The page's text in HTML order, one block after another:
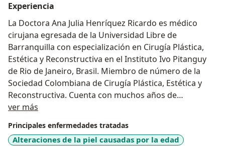
Experiencia
La Doctora Ana Julia Henríquez Ricardo es médico
cirujana egresada de la Universidad Libre de
Barranquilla con especialización en Cirugía Plástica,
Estética y Reconstructiva en el Instituto Ivo Pitanguy
de Rio de Janeiro, Brasil. Miembro de número de la
Sociedad Colombiana de Cirugía Plástica, Estética y
Reconstructiva. Cuenta con muchos años de
experiencia, reconocimiento y trayectoria en el sector
estado a la vanguardia de los últimos y mejores
tratamientos asistiendo a cursos, seminarios y
ver más
Principales enfermedades tratadas
Alteraciones de la piel causadas por la edad